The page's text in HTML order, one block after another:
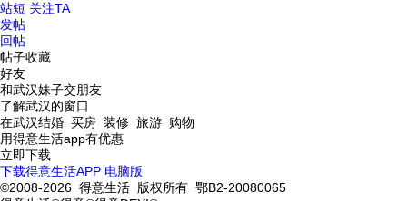
站短 关注TA
发帖
回帖
帖子收藏
好友
和武汉妹子交朋友
了解武汉的窗口
在武汉结婚 买房 装修 旅游 购物
用得意生活app有优惠
立即下载
下载得意生活APP 电脑版
©2008-2026 得意生活 版权所有 鄂B2-20080065